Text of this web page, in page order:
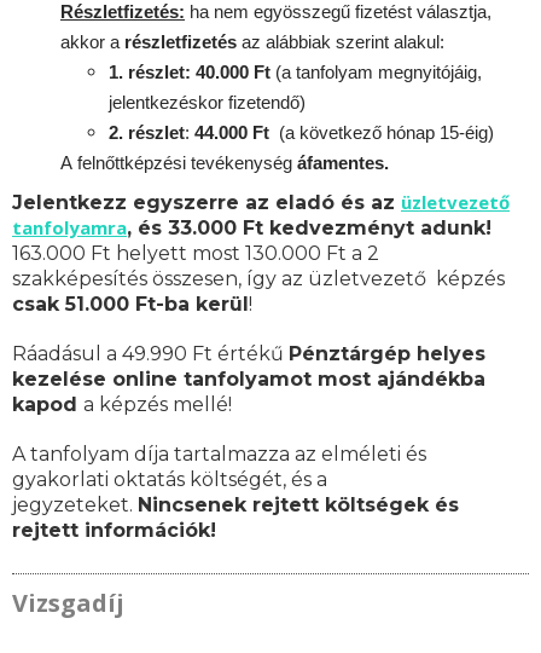
Részletfizetés: ha nem egyösszegű fizetést választja,
akkor a részletfizetés az alábbiak szerint alakul:
1. részlet: 40.000 Ft (a tanfolyam megnyitójáig,
jelentkezéskor fizetendő)
2. részlet: 44.000 Ft (a következő hónap 15-éig)
A felnőttképzési tevékenység áfamentes.
Jelentkezz egyszerre az eladó és az üzletvezető
tanfolyamra, és 33.000 Ft kedvezményt adunk!
163.000 Ft helyett most 130.000 Ft a 2
szakképesítés összesen, így az üzletvezető képzés
csak 51.000 Ft-ba kerül !
Ráadásul a 49.990 Ft értékű Pénztárgép helyes
kezelése online tanfolyamot most ajándékba
kapod a képzés mellé!
A tanfolyam díja tartalmazza az elméleti és
gyakorlati oktatás költségét, és a
jegyzeteket. Nincsenek rejtett költségek és
rejtett információk!
Vizsgadíj